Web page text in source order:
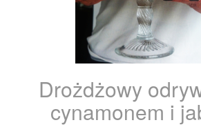
Drożdżowy
cynamonem i